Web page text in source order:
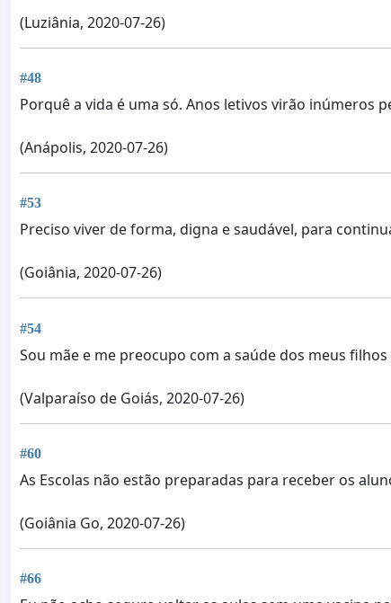
(Luziânia, 2020-07-26)
#48
Porquê a vida é uma só. Anos letivos virão inúmeros
(Anápolis, 2020-07-26)
#53
Preciso viver de forma, digna e saudável, para
(Goiânia, 2020-07-26)
#54
Sou mãe e me preocupo com a saúde dos meus
(Valparaíso de Goiás, 2020-07-26)
#60
As Escolas não estão preparadas para receber os
(Goiânia Go, 2020-07-26)
#66